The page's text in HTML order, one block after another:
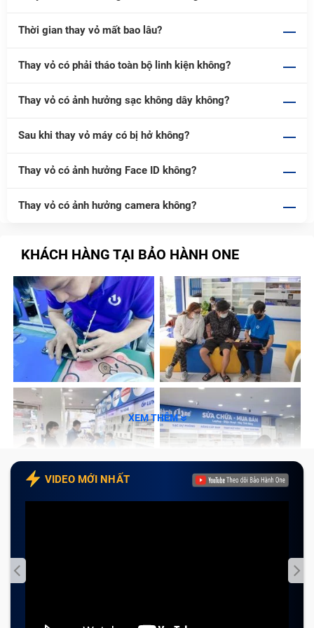
nhất tại Bảo Hành One
Bảo Hành One luôn mang đến mức giá
công khai chi tiết giúp khách hàng an tâm khi sử dụng
12 Mini mới nhất dưới đây.
Dịch vụ
Vỏ iPhone 12 Mini (Zin new)
Lưu ý:Giá có thể dao động tuỳ theo giá thị trường, vui
lòng liên hệ hotline 1800 1236 để nhận báo giá chính
xác và nhanh chóng.
Trường hợp cần thay vỏ iPhone 12 Mini
Thời gian thay vỏ mất bao lâu?
Thay vỏ có phải tháo toàn bộ linh kiện không?
Thay vỏ có ảnh hưởng sạc không dây không?
Sau khi thay vỏ máy có bị hở không?
Thay vỏ có ảnh hưởng Face ID không?
Thay vỏ có ảnh hưởng camera không?
KHÁCH HÀNG TẠI BẢO HÀNH ONE
XEM THÊM
VIDEO MỚI NHẤT